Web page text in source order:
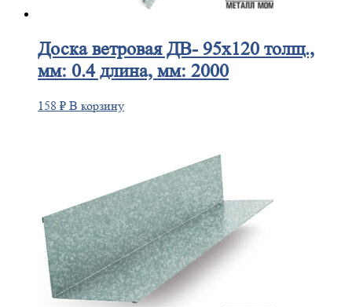
Доскаветровая ДВ- 95х120 толщ.,
мм: 0.4 длина, мм: 2000
158 ₽ В корзину